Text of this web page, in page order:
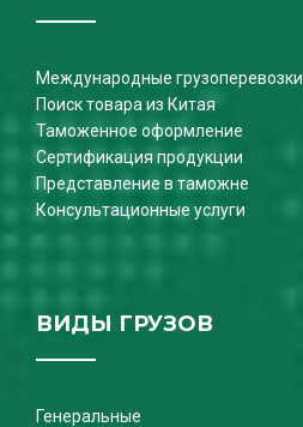
Международные грузоперевозки
Поиск товара из Китая
Таможенное оформление
Сертификация продукции
Представление в таможне
Консультационные услуги
ВИДЫ ГРУЗОВ
Генеральные